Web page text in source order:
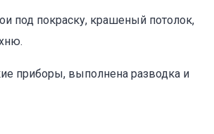
под покраску, крашеный потолок,
приборы, выполнена разводка и